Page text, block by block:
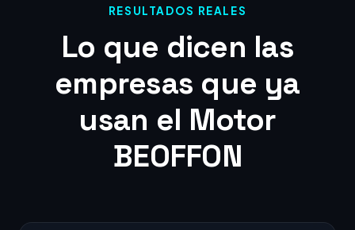
RESULTADOS REALES
Lo que dicen las
empresas que ya
usan el Motor
BEOFFON